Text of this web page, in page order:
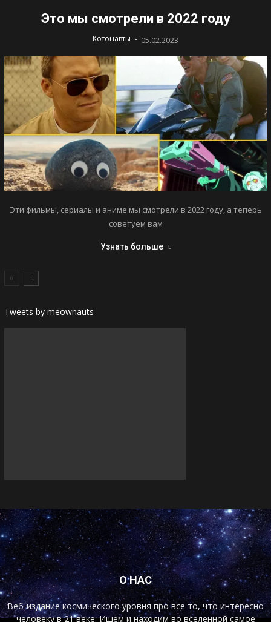
Это мы смотрели в 2022 году
Котонавты - 05.02.2023
Эти фильмы, сериалы и аниме мы смотрели в 2022 году, а теперь
советуем вам
Узнать больше
Tweets by meownauts
О НАС
Веб-издание космического уровня про все то, что интересно
человеку в 21 веке. Ищем и находим во вселенной самое